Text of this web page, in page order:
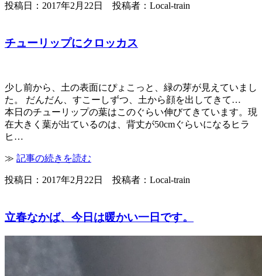
投稿日：2017年2月22日 投稿者：Local-train
チューリップにクロッカス
少し前から、土の表面にぴょこっと、緑の芽が見えていまし
た。 だんだん、すこーしずつ、土から顔を出してきて…
本日のチューリップの葉はこのぐらい伸びてきています。現
在大きく葉が出ているのは、背丈が50cmぐらいになるヒラ
ヒ…
≫ 記事の続きを読む
投稿日：2017年2月22日 投稿者：Local-train
立春なかば、今日は暖かい一日です。